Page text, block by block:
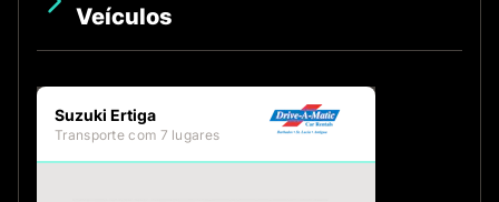
Veículos
Suzuki Ertiga
Transporte com 7 lugares